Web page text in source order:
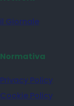
Network
Normativa